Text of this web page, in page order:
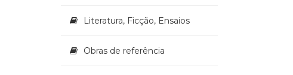
Literatura, Ficção, Ensaios
Obras de referência